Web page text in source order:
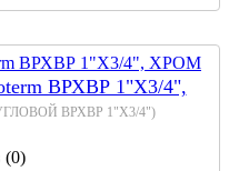
ВРХВР 1"Х3/4",
ВРХВР 1"Х3/4")
(0)